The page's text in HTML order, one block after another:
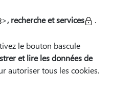
>, recherche et services .
le bouton bascule
et lire les données de
autoriser tous les cookies.